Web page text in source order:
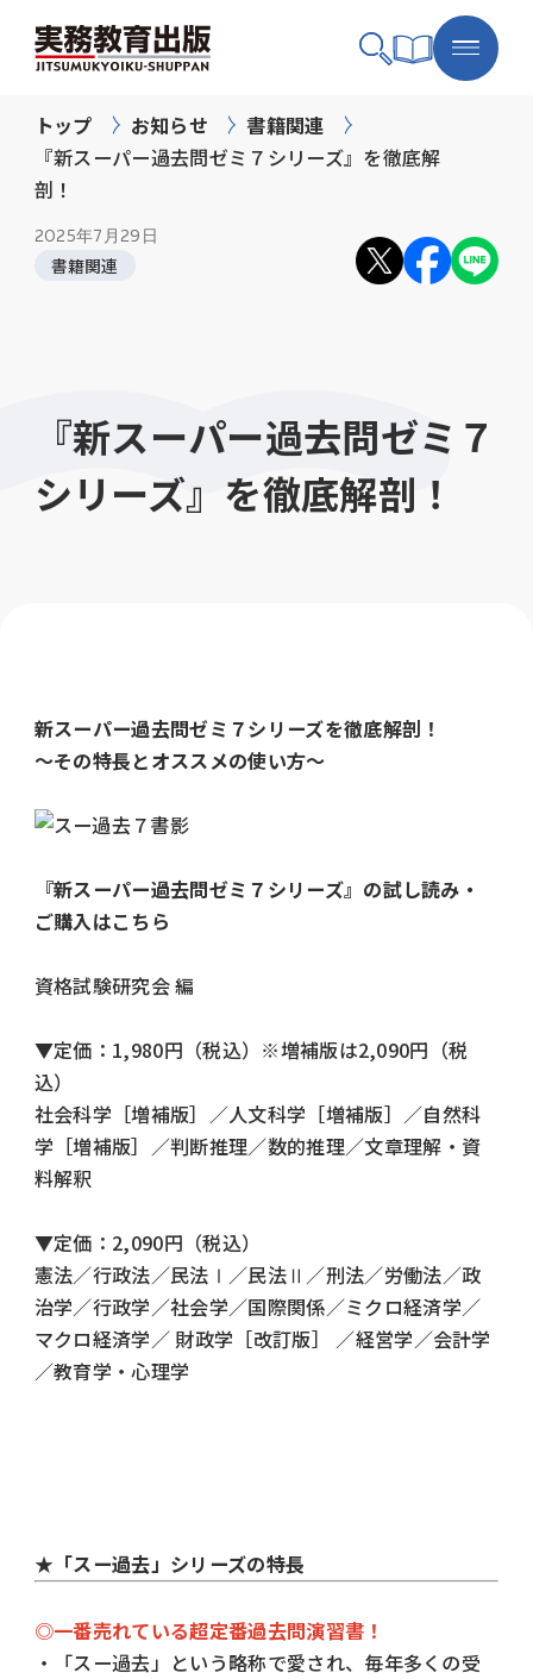
トップ お知らせ
書籍関連
『新スーパー過去問ゼミ７シリーズ』を徹底解
剖！
2025年7月29日
書籍関連
『新スーパー過去問ゼミ７
シリーズ』を徹底解剖！
新スーパー過去問ゼミ７シリーズを徹底解剖！
～その特長とオススメの使い方～
『新スーパー過去問ゼミ７シリーズ』の試し読み・
ご購入はこちら
資格試験研究会 編
▼定価：1,980円（税込）※増補版は2,090円（税
込）
社会科学［増補版］ ／人文科学［増補版］ ／自然科
学［増補版］ ／判断推理／数的推理／文章理解・資
料解釈
▼定価：2,090円（税込）
憲法／行政法／民法Ⅰ ／民法Ⅱ ／刑法／労働法／政
治学／行政学／社会学／国際関係／ミクロ経済学／
マクロ経済学／ 財政学［改訂版］ ／経営学／会計学
／教育学・心理学
★「スー過去」シリーズの特長
◎一番売れている超定番過去問演習書！
・「スー過去」という略称で愛され、毎年多くの受